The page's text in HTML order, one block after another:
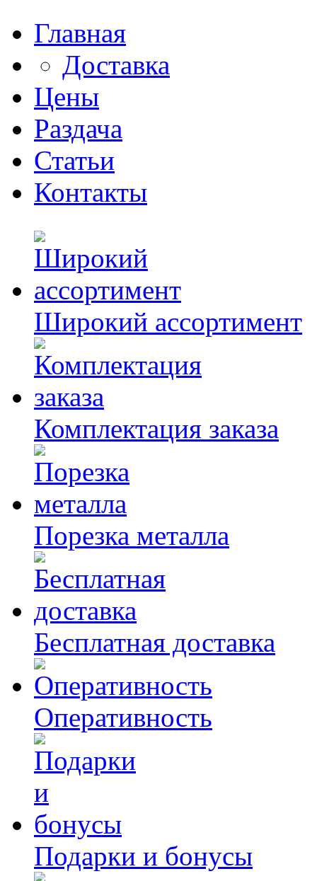
Главная
Доставка
Цены
Раздача
Статьи
Контакты
Широкий ассортимент
Комплектация заказа
Порезка металла
Бесплатная доставка
Оперативность
Подарки и бонусы